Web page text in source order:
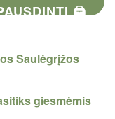
🖨
Saulėgrįžos
giesmėmis